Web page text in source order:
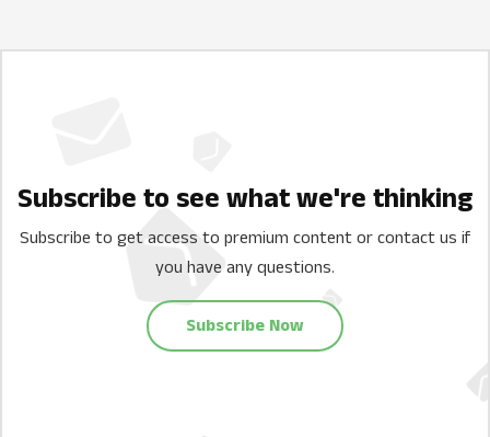
Subscribe to see what we're thinking
Subscribe to get access to premium content or contact us if
you have any questions.
Subscribe Now